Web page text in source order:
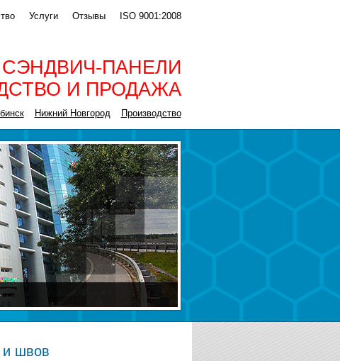
Услуги Отзывы ISO 9001:2008
СЭНДВИЧ-ПАНЕЛИ
И ПРОДАЖА
Нижний Новгород Производство
и швов